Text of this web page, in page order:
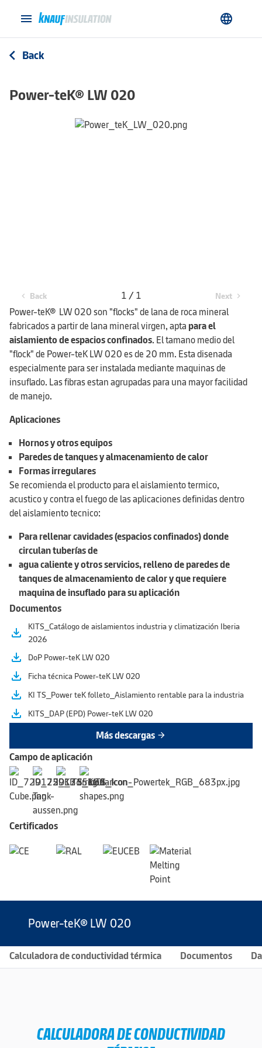
menu language
arrow_back_ios Back
Power-teK® LW 020
chevron_left Back 1 / 1 Next chevron_right
Power-teK® LW 020 son "flocks" de lana de roca mineral
fabricados a partir de lana mineral virgen, apta para el
aislamiento de espacios confinados. El tamano medio del
"flock" de Power-teK LW 020 es de 20 mm. Esta disenada
especialmente para ser instalada mediante maquinas de
insuflado. Las fibras estan agrupadas para una mayor facilidad
de manejo.
Aplicaciones
Hornos y otros equipos
Paredes de tanques y almacenamiento de calor
Formas irregulares
Se recomienda el producto para el aislamiento termico,
acustico y contra el fuego de las aplicaciones definidas dentro
del aislamiento tecnico:
Para rellenar cavidades (espacios confinados) donde
circulan tuberías de
agua caliente y otros servicios, relleno de paredes de
tanques de almacenamiento de calor y que requiere
maquina de insuflado para su aplicación
Documentos
file_download
KITS_Catálogo de aislamientos industria y climatización Iberia
2026
file_download DoP Power-teK LW 020
file_download Ficha técnica Power-teK LW 020
file_download KI TS_Power teK folleto_Aislamiento rentable para la industria
file_download KITS_DAP (EPD) Power-teK LW 020
Más descargas arrow_forward
Campo de aplicación
Certificados
Power-teK® LW 020
Calculadora de conductividad térmica Documentos
CALCULADORA DE CONDUCTIVIDAD